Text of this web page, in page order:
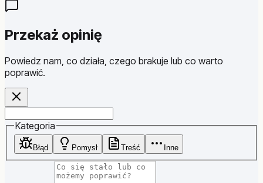
Przekaż opinię
Powiedz nam, co działa, czego brakuje lub co warto
poprawić.
Website
Kategoria
Błąd Pomysł Treść Inne